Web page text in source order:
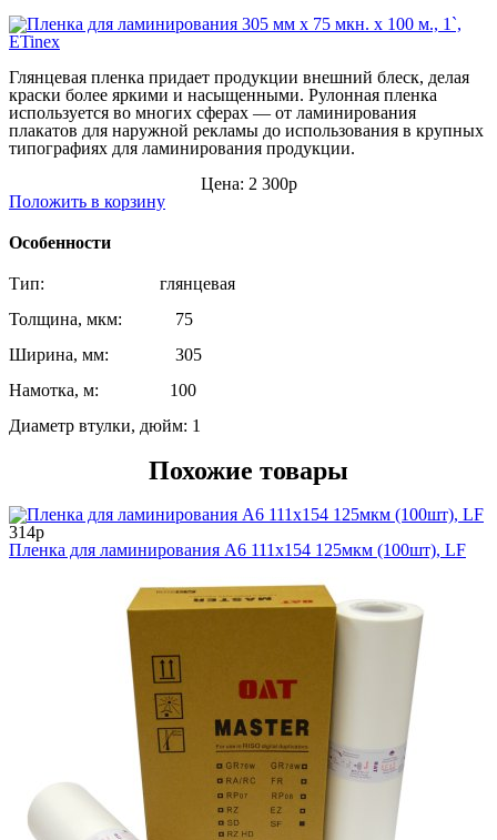
Глянцевая пленка придает продукции внешний блеск, делая
краски более яркими и насыщенными. Рулонная пленка
используется во многих сферах — от ламинирования
плакатов для наружной рекламы до использования в крупных
типографиях для ламинирования продукции.
Цена: 2 300р
Положить в корзину
Особенности
Тип: глянцевая
Толщина, мкм: 75
Ширина, мм: 305
Намотка, м: 100
Диаметр втулки, дюйм: 1
Похожие товары
314р
Пленка для ламинирования А6 111х154 125мкм (100шт), LF